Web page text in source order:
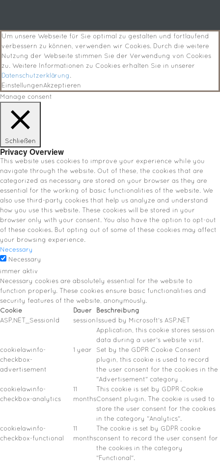
Um unsere Webseite für Sie optimal zu gestalten und fortlaufend
verbessern zu können, verwenden wir Cookies. Durch die weitere
Nutzung der Webseite stimmen Sie der Verwendung von Cookies
zu. Weitere Informationen zu Cookies erhalten Sie in unserer
Datenschutzerklärung .
EinstellungenAkzeptieren
Manage consent
Schließen
Privacy Overview
This website uses cookies to improve your experience while you
navigate through the website. Out of these, the cookies that are
categorized as necessary are stored on your browser as they are
essential for the working of basic functionalities of the website. We
also use third-party cookies that help us analyze and understand
how you use this website. These cookies will be stored in your
browser only with your consent. You also have the option to opt-out
of these cookies. But opting out of some of these cookies may affect
your browsing experience.
Necessary
Necessary
immer aktiv
Necessary cookies are absolutely essential for the website to
function properly. These cookies ensure basic functionalities and
security features of the website, anonymously.
Cookie
Dauer
Beschreibung
ASP.NET_SessionId
session Issued by Microsoft's ASP.NET
Application, this cookie stores session
data during a user's website visit.
cookielawinfo-
checkbox-
advertisement
1 year
Set by the GDPR Cookie Consent
plugin, this cookie is used to record
the user consent for the cookies in the
"Advertisement" category .
cookielawinfo-
checkbox-analytics
11
months
This cookie is set by GDPR Cookie
Consent plugin. The cookie is used to
store the user consent for the cookies
in the category "Analytics".
cookielawinfo-
checkbox-functional
11
months
The cookie is set by GDPR cookie
consent to record the user consent for
the cookies in the category
"Functional".